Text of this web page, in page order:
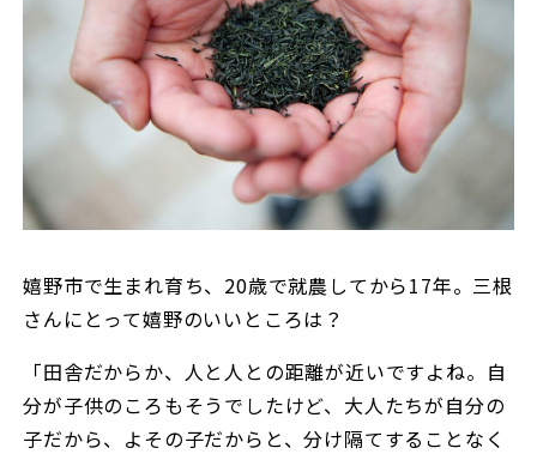
嬉野市で生まれ育ち、20歳で就農してから17年。三根
さんにとって嬉野のいいところは？
「田舎だからか、人と人との距離が近いですよね。自
分が子供のころもそうでしたけど、大人たちが自分の
子だから、よその子だからと、分け隔てすることなく